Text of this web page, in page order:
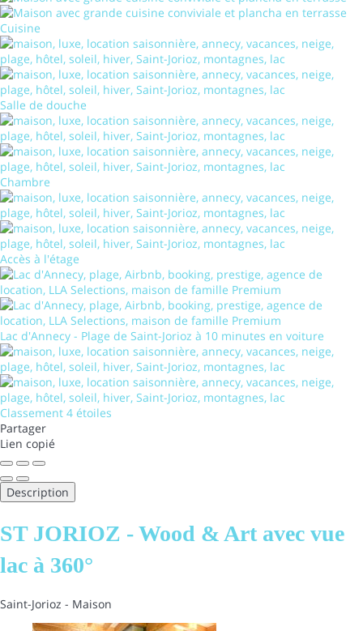
Cuisine
Salle de douche
Chambre
Accès à l'étage
Lac d'Annecy - Plage de Saint-Jorioz à 10 minutes en voiture
Classement 4 étoiles
Partager
Lien copié
Description
ST JORIOZ - Wood & Art avec vue
lac à 360°
Saint-Jorioz - Maison